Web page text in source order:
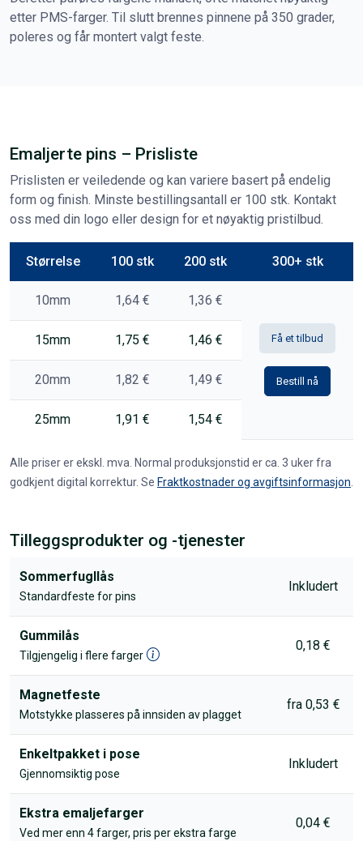
etter PMS-farger. Til slutt brennes pinnene på 350 grader,
poleres og får montert valgt feste.
Emaljerte pins – Prisliste
Prislisten er veiledende og kan variere basert på endelig
form og finish. Minste bestillingsantall er 100 stk. Kontakt
oss med din logo eller design for et nøyaktig pristilbud.
Størrelse 100 stk 200 stk 300+ stk
10mm 1,64 € 1,36 €
Få et tilbud
Bestill nå
15mm 1,75 € 1,46 €
20mm 1,82 € 1,49 €
25mm 1,91 € 1,54 €
Alle priser er ekskl. mva. Normal produksjonstid er ca. 3 uker fra
godkjent digital korrektur. Se Fraktkostnader og avgiftsinformasjon
Tilleggsprodukter og -tjenester
Sommerfugllås
Standardfeste for pins
Inkludert
Gummilås
Tilgjengelig i flere farger
0,18 €
Magnetfeste
Motstykke plasseres på innsiden av plagget
fra 0,53 €
Enkeltpakket i pose
Gjennomsiktig pose
Inkludert
Ekstra emaljefarger
Ved mer enn 4 farger, pris per ekstra farge
0,04 €